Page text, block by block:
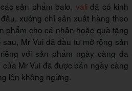
sản phẩm balo, vali đã có kinh
xưởng chỉ sản xuất hàng theo
phẩm cho cá nhân hoặc quà tặng
Mr Vui đã đầu tư mở rộng sản
với sản phẩm ngày càng đa
Mr Vui đã được bán ngày càng
lên không ngừng.